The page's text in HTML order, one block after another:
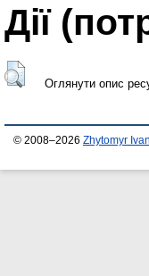
Дії
Оглянути опис
© 2008–2026 Zhytomyr